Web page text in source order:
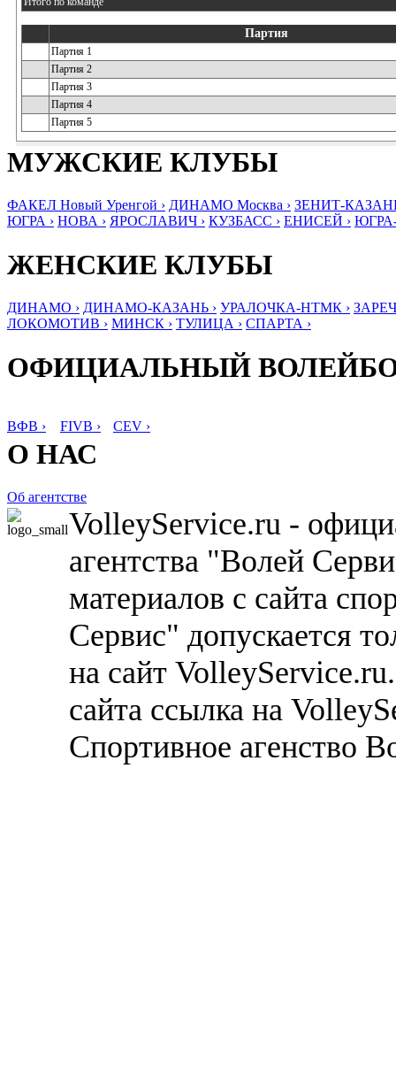
Партия
Партия 1
Партия 2
Партия 3
Партия 4
Партия 5
МУЖСКИЕ КЛУБЫ
ФАКЕЛ Новый Уренгой › ДИНАМО Москва › ЗЕНИТ-
ЮГРА › НОВА › ЯРОСЛАВИЧ › КУЗБАСС › ЕНИСЕЙ ›
ЖЕНСКИЕ КЛУБЫ
ДИНАМО › ДИНАМО-КАЗАНЬ › УРАЛОЧКА-НТМК ›
ЛОКОМОТИВ › МИНСК › ТУЛИЦА › СПАРТА ›
ОФИЦИАЛЬНЫЙ
ВФВ › FIVB › CEV ›
О НАС
Об агентстве
VolleyService.ru -
агентства "Волей
материалов с сайта
Сервис" допускается
на сайт
сайта ссылка на
Спортивное агенство